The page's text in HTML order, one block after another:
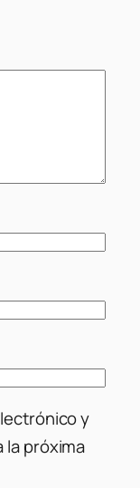
y
la próxima